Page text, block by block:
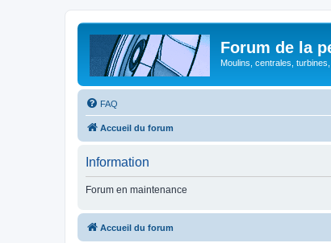
Forum de la
Moulins, centrales,
FAQ
Accueil du forum
Information
Forum en maintenance
Accueil du forum